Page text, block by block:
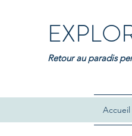
Retour au paradis
Accueil